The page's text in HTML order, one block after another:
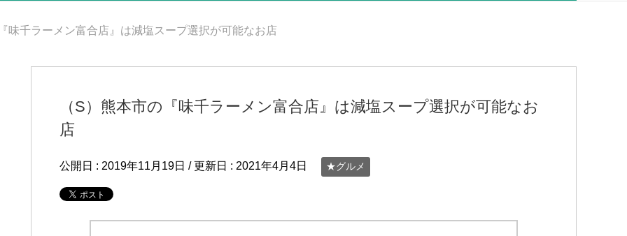
味千ラーメン富合店』は減塩スープ選択が可能なお店
（S）熊本市の『味千ラーメン富合店』は減塩スープ選択が可能なお
店
公開日 : 2019年11月19日 / 更新日 : 2021年4月4日 ★グルメ